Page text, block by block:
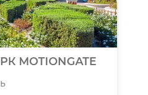
MOTIONGATE